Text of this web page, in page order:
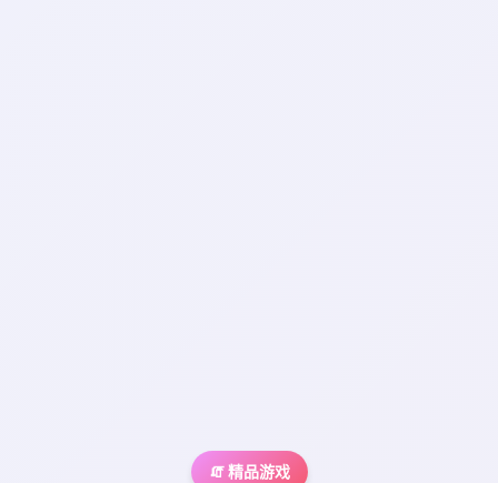
🧯 精品游戏